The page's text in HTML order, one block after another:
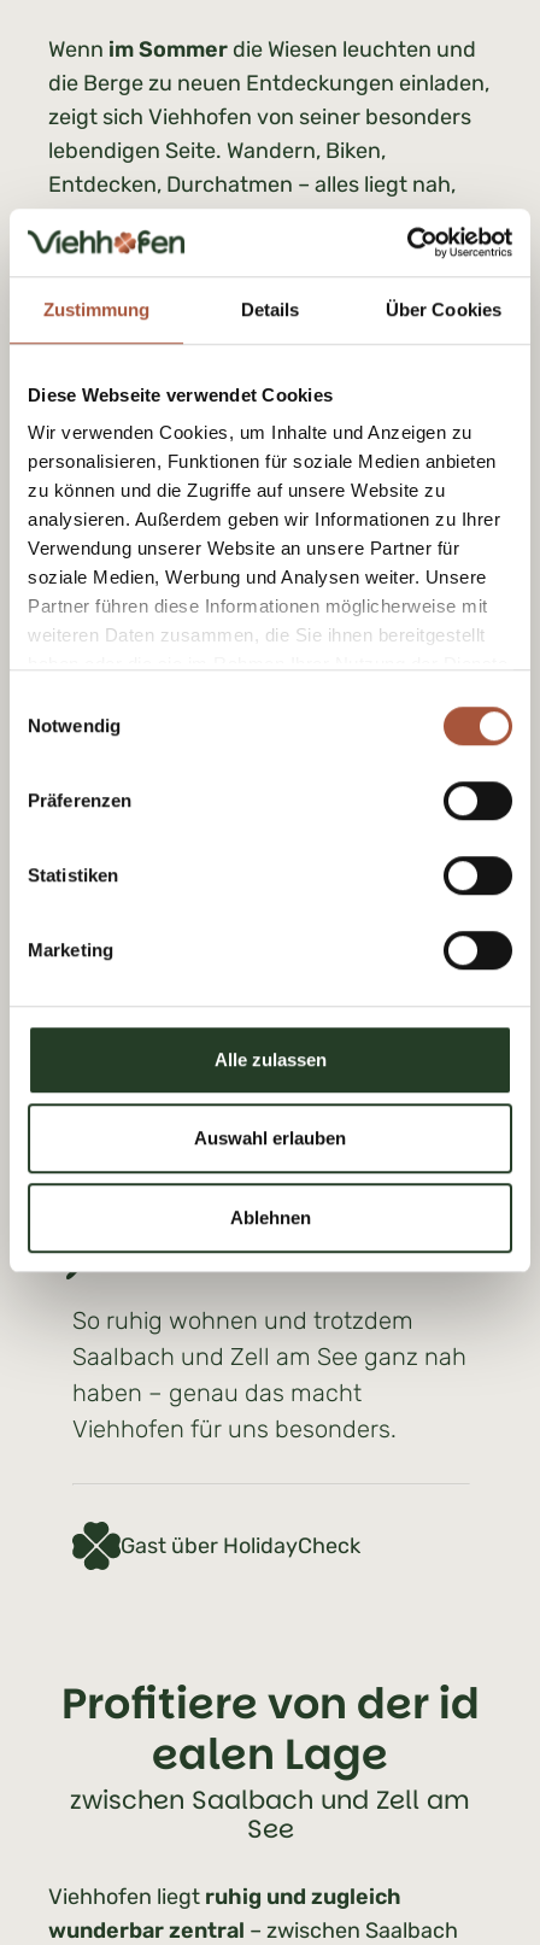
Zustimmung Details Über Cookies
Diese Webseite verwendet Cookies
Wir verwenden Cookies, um Inhalte und Anzeigen zu
personalisieren, Funktionen für soziale Medien anbieten
zu können und die Zugriffe auf unsere Website zu
analysieren. Außerdem geben wir Informationen zu Ihrer
Verwendung unserer Website an unsere Partner für
soziale Medien, Werbung und Analysen weiter. Unsere
Partner führen diese Informationen möglicherweise mit
weiteren Daten zusammen, die Sie ihnen bereitgestellt
Notwendig
Präferenzen
Statistiken
Marketing
Alle zulassen
Auswahl erlauben
Ablehnen
Wenn im Sommer die Wiesen leuchten und
die Berge zu neuen Entdeckungen einladen,
zeigt sich Viehhofen von seiner besonders
lebendigen Seite. Wandern, Biken,
Entdecken, Durchatmen – alles liegt nah,
jene Mischung, die einen echten
Natur-
Urlaubausmacht: Bewegung, Erholung und
das gute Gefühl, draußen zu sein.
Ferientage mit der Familie – Viehhofen
verbindetUrlaub in der Natur mit echter
Leichtigkeit . Wer vonstillen Pfaden
frischer Bergluft und unvergesslichen
Ausblicken träumt, findet hier beste
Voraussetzungen für einen Wanderurlaub in
den Alpen. Und wer sich nach Ruhe sehnt,
entdeckt rund um Viehhofen auch jene
stillen Momente, wie man sie von einsamen
Wanderwegen in Österreich kennt.
eine stille Schneelandschaft voller
ruhige, persönliche Seite besonders
eindrucksvoll. Zwischen verschneiter Natur,
gemütlichen Urlaubsmomenten und dem
schnellen Weg ins Skivergnügen entsteht
ein Winterurlaub, der Erholung und
Zentral & ruhi
g
So ruhig wohnen und trotzdem
Saalbach und Zell am See ganz nah
haben – genau das macht
Viehhofen für uns besonders.
Gast über HolidayCheck
Profitiere von der id
ealen Lage
zwischen Saalbach und Zell am
See
Viehhofen liegt ruhig und zugleich
wunderbar zentral – zwischen Saalbach